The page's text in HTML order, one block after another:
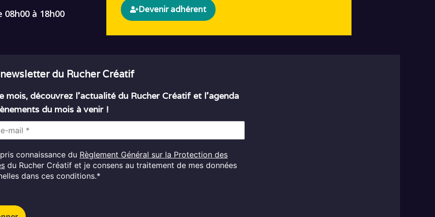
à 18h00 Devenir adhérent
du Rucher Créatif
mois, découvrez l’actualité du Rucher Créatif et l’agenda
du mois à venir !
pris connaissance du Règlement Général sur la Protection des
du Rucher Créatif et je consens au traitement de mes données
dans ces conditions.*